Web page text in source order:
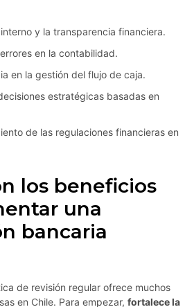
y la transparencia financiera.
en la contabilidad.
en la gestión del flujo de caja.
estratégicas basadas en
de las regulaciones financieras en
los beneficios
una
bancaria
de revisión regular ofrece muchos
en Chile. Para empezar, fortalece la